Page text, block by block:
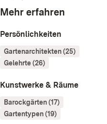
Mehr erfahren
Persönlichkeiten
Gartenarchitekten (25)
Gelehrte (26)
Kunstwerke & Räume
Barockgärten (17)
Gartentypen (19)